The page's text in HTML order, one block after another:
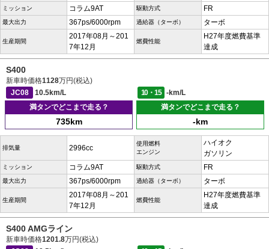
ミッション コラム9AT 駆動方式 FR
最大出力 367ps/6000rpm 過給器（ターボ） ターボ
生産期間
2017年08月～201
7年12月
燃費性能
H27年度燃費基準
達成
S400
新車時価格1128万円(税込)
JC08
10.5km/L 10・15
-km/L
満タンでどこまで走る？
735km
満タンでどこまで走る？
-km
排気量 2996cc
使用燃料
エンジン
ハイオク
ガソリン
ミッション コラム9AT 駆動方式 FR
最大出力 367ps/6000rpm 過給器（ターボ） ターボ
生産期間
2017年08月～201
7年12月
燃費性能
H27年度燃費基準
達成
S400 AMGライン
新車時価格1201.8万円(税込)